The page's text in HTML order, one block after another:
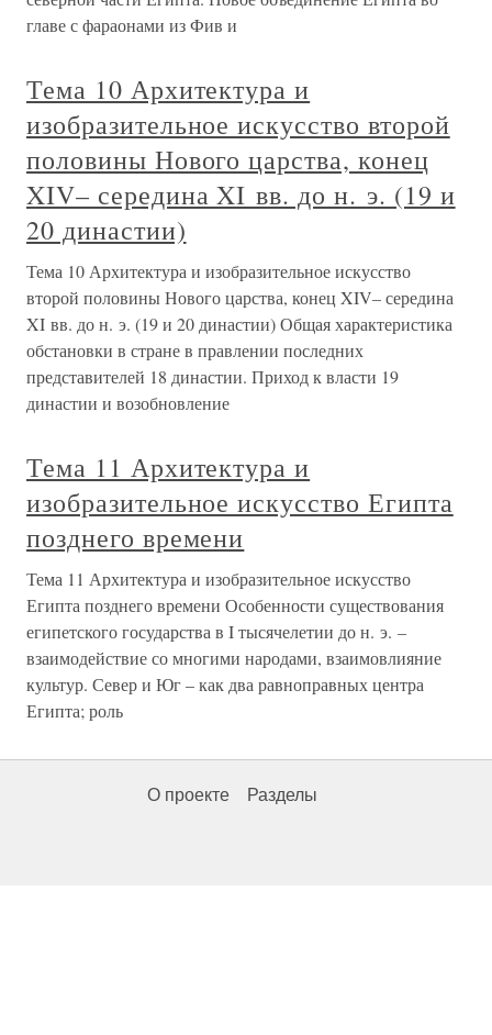
главе с фараонами из Фив и
Тема 10 Архитектура и
изобразительное искусство второй
половины Нового царства, конец
XIV– середина XI вв. до н. э. (19 и
20 династии)
Тема 10 Архитектура и изобразительное искусство
второй половины Нового царства, конец XIV– середина
XI вв. до н. э. (19 и 20 династии) Общая характеристика
обстановки в стране в правлении последних
представителей 18 династии. Приход к власти 19
династии и возобновление
Тема 11 Архитектура и
изобразительное искусство Египта
позднего времени
Тема 11 Архитектура и изобразительное искусство
Египта позднего времени Особенности существования
египетского государства в I тысячелетии до н. э. –
взаимодействие со многими народами, взаимовлияние
культур. Север и Юг – как два равноправных центра
Египта; роль
О проекте Разделы